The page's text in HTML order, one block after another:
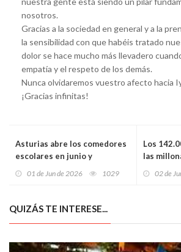
nosotros.
Gracias a la sociedad en general y a la
la sensibilidad con que habéis tratado
dolor se hace mucho más llevadero
empatía y el respeto de los demás.
Nunca olvidaremos vuestro afecto hacia
¡Gracias infinitas!
Asturias abre los comedores
escolares en junio y
01 de Jun de 2026 1029
Los
las
02 de
QUIZÁS TE INTERESE...